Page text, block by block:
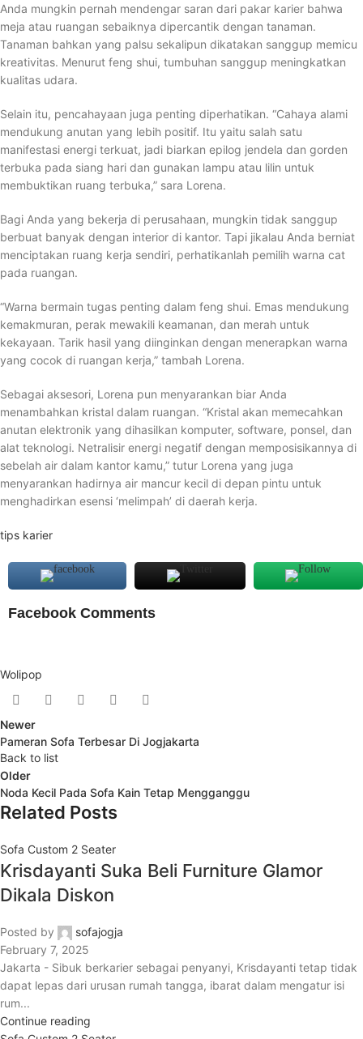
Anda mungkin pernah mendengar saran dari pakar karier bahwa
meja atau ruangan sebaiknya dipercantik dengan tanaman.
Tanaman bahkan yang palsu sekalipun dikatakan sanggup memicu
kreativitas. Menurut feng shui, tumbuhan sanggup meningkatkan
kualitas udara.
Selain itu, pencahayaan juga penting diperhatikan. “Cahaya alami
mendukung anutan yang lebih positif. Itu yaitu salah satu
manifestasi energi terkuat, jadi biarkan epilog jendela dan gorden
terbuka pada siang hari dan gunakan lampu atau lilin untuk
membuktikan ruang terbuka,” sara Lorena.
Bagi Anda yang bekerja di perusahaan, mungkin tidak sanggup
berbuat banyak dengan interior di kantor. Tapi jikalau Anda berniat
menciptakan ruang kerja sendiri, perhatikanlah pemilih warna cat
pada ruangan.
“Warna bermain tugas penting dalam feng shui. Emas mendukung
kemakmuran, perak mewakili keamanan, dan merah untuk
kekayaan. Tarik hasil yang diinginkan dengan menerapkan warna
yang cocok di ruangan kerja,” tambah Lorena.
Sebagai aksesori, Lorena pun menyarankan biar Anda
menambahkan kristal dalam ruangan. “Kristal akan memecahkan
anutan elektronik yang dihasilkan komputer, software, ponsel, dan
alat teknologi. Netralisir energi negatif dengan memposisikannya di
sebelah air dalam kantor kamu,” tutur Lorena yang juga
menyarankan hadirnya air mancur kecil di depan pintu untuk
menghadirkan esensi ‘melimpah’ di daerah kerja.
tips karier
Facebook Comments
Wolipop
Newer
Pameran Sofa Terbesar Di Jogjakarta
Back to list
Older
Noda Kecil Pada Sofa Kain Tetap Mengganggu
Related Posts
Sofa Custom 2 Seater
Krisdayanti Suka Beli Furniture Glamor
Dikala Diskon
Posted by
sofajogja
February 7, 2025
Jakarta - Sibuk berkarier sebagai penyanyi, Krisdayanti tetap tidak
dapat lepas dari urusan rumah tangga, ibarat dalam mengatur isi
rum...
Continue reading